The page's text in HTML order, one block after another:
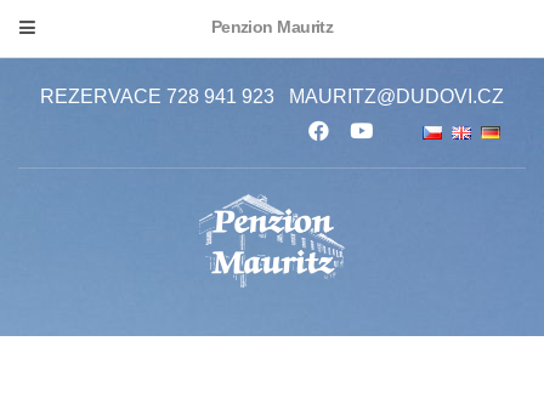
Penzion Mauritz
REZERVACE 728 941 923 MAURITZ@DUDOVI.CZ